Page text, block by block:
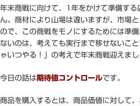
年末商戦に向けて、1年をかけて準備する
ん。商材により山場は違いますが、市場
ので、この商戦をモノにするためには準
ないのは、考えても実行まで移せないこ
ゃいつやる！」の考えで年末商戦迎えまし
今日の話は期待値コントロールです。
商品を購入するとは、商品価値に対して